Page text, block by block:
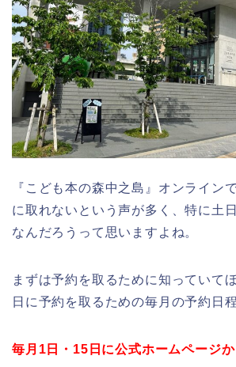
『こども本の森中之島』オンライン
に取れないという声が多く、特に土
なんだろうって思いますよね。
まずは予約を取るために知っていて
日に予約を取るための毎月の予約日程
毎月1日・15日に公式ホームページか